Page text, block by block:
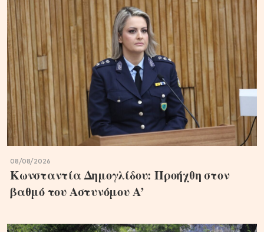
08/08/2026
Κωνσταντία Δημογλίδου: Προήχθη στον
βαθμό του Αστυνόμου Α’